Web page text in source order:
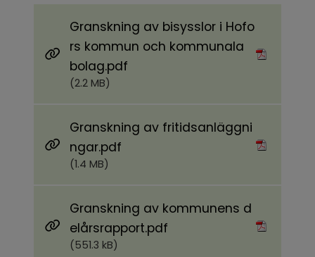
Granskning av bisysslor i Hofo
rs kommun och kommunala
bolag.pdf
(2.2 MB)
Granskning av fritidsanläggni
ngar.pdf
(1.4 MB)
Granskning av kommunens d
elårsrapport.pdf
(551.3 kB)